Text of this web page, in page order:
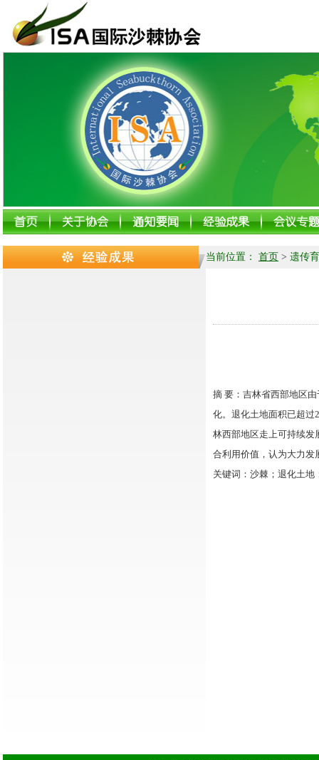
当前位置： 首页 > 遗传
摘 要：吉林省西部地区
化。退化土地面积已超过
林西部地区走上可持续发
合利用价值，认为大力发
关键词：沙棘；退化土